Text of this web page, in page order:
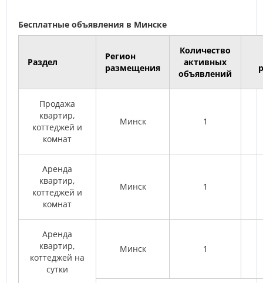
Бесплатные объявления в Минске
Раздел
Регион
размещения
Количество
активных
объявлений
Продажа
квартир,
коттеджей и
комнат
Минск 1
Аренда
квартир,
коттеджей и
комнат
Минск 1
Аренда
квартир,
коттеджей на
сутки
Минск 1